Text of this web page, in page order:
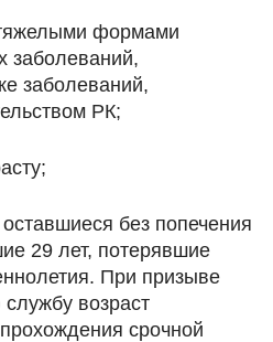
формами
заболеваний,
заболеваний,
РК;
без попечения
29 лет, потерявшие
При призыве
возраст
срочной